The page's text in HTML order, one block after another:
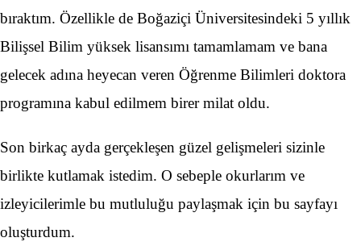
bıraktım. Özellikle de Boğaziçi Üniversitesindeki 5 yıllık
Bilişsel Bilim yüksek lisansımı tamamlamam ve bana
gelecek adına heyecan veren Öğrenme Bilimleri doktora
programına kabul edilmem birer milat oldu.
Son birkaç ayda gerçekleşen güzel gelişmeleri sizinle
birlikte kutlamak istedim. O sebeple okurlarım ve
izleyicilerimle bu mutluluğu paylaşmak için bu sayfayı
oluşturdum.